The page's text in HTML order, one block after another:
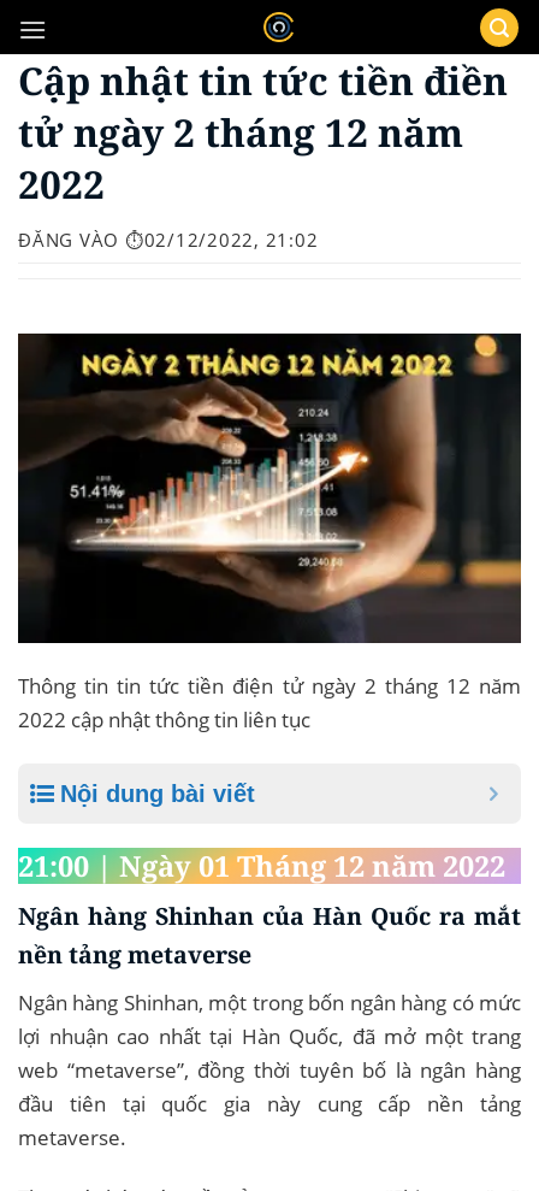
qua
nội
dung
Cập nhật tin tức tiền điền
tử ngày 2 tháng 12 năm
2022
ĐĂNG VÀO ⏱️02/12/2022, 21:02
Thông tin tin tức tiền điện tử ngày 2 tháng 12 năm
2022 cập nhật thông tin liên tục
Nội dung bài viết
21:00 | Ngày 01 Tháng 12 năm 2022
Ngân hàng Shinhan của Hàn Quốc ra mắt
nền tảng metaverse
Ngân hàng Shinhan, một trong bốn ngân hàng có mức
lợi nhuận cao nhất tại Hàn Quốc, đã mở một trang
web “metaverse”, đồng thời tuyên bố là ngân hàng
đầu tiên tại quốc gia này cung cấp nền tảng
metaverse.